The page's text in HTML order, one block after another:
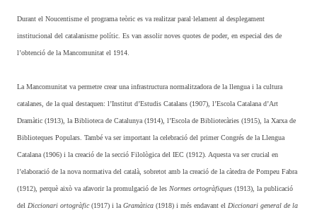
Durant el Noucentisme el programa teòric es va realitzar paral·lelament al desplegament
institucional del catalanisme polític. Es van assolir noves quotes de poder, en especial des de
l’obtenció de la Mancomunitat el 1914.
La Mancomunitat va permetre crear una infrastructura normalitzadora de la llengua i la cultura
catalanes, de la qual destaquen: l’Institut d’Estudis Catalans (1907), l’Escola Catalana d’Art
Dramàtic (1913), la Biblioteca de Catalunya (1914), l’Escola de Bibliotecàries (1915), la Xarxa de
Biblioteques Populars. També va ser important la celebració del primer Congrés de la Llengua
Catalana (1906) i la creació de la secció Filològica del IEC (1912). Aquesta va ser crucial en
l’elaboració de la nova normativa del català, sobretot amb la creació de la càtedra de Pompeu Fabra
(1912), perquè això va afavorir la promulgació de les Normes ortogràfiques (1913), la publicació
del Diccionari ortogràfic(1917) i la Gramàtica (1918) i més endavant el Diccionari general de la